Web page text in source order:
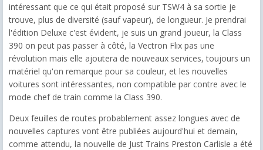
intéressant que ce qui était proposé sur TSW4 à sa sortie je
trouve, plus de diversité (sauf vapeur), de longueur. Je prendrai
l'édition Deluxe c'est évident, je suis un grand joueur, la Class
390 on peut pas passer à côté, la Vectron Flix pas une
révolution mais elle ajoutera de nouveaux services, toujours un
matériel qu'on remarque pour sa couleur, et les nouvelles
voitures sont intéressantes, non compatible par contre avec le
mode chef de train comme la Class 390.
Deux feuilles de routes probablement assez longues avec de
nouvelles captures vont être publiées aujourd'hui et demain,
comme attendu, la nouvelle de Just Trains Preston Carlisle a été